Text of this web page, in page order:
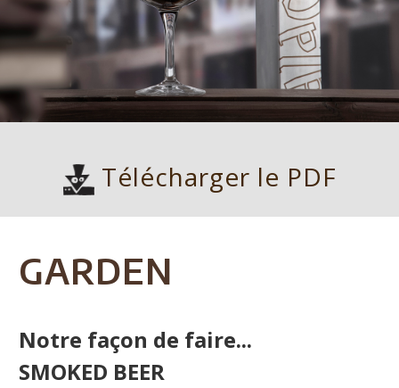
Télécharger le PDF
GARDEN
Notre façon de faire...
SMOKED BEER